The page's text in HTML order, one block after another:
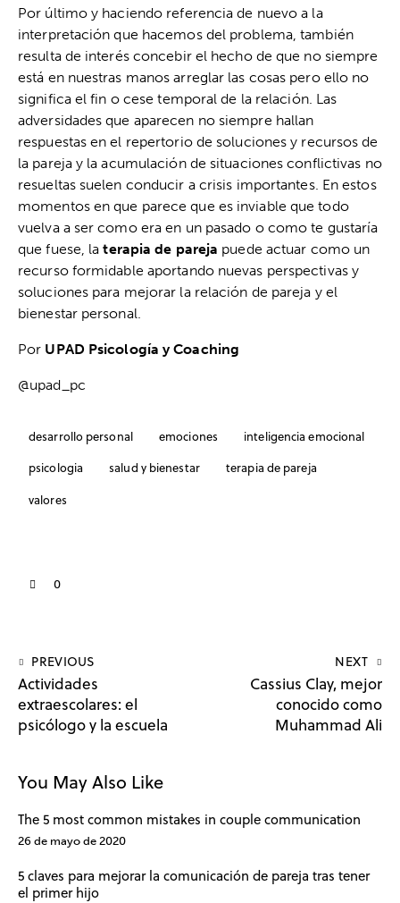
Por último y haciendo referencia de nuevo a la
interpretación que hacemos del problema, también
resulta de interés concebir el hecho de que no siempre
está en nuestras manos arreglar las cosas pero ello no
significa el fin o cese temporal de la relación. Las
adversidades que aparecen no siempre hallan
respuestas en el repertorio de soluciones y recursos de
la pareja y la acumulación de situaciones conflictivas no
resueltas suelen conducir a crisis importantes. En estos
momentos en que parece que es inviable que todo
vuelva a ser como era en un pasado o como te gustaría
que fuese, laterapia de pareja puede actuar como un
recurso formidable aportando nuevas perspectivas y
soluciones para mejorar la relación de pareja y el
bienestar personal.
Por UPAD Psicología y Coaching
@upad_pc
desarrollo personal emociones
inteligencia emocional
psicologia
salud y bienestar
terapia de pareja
valores
0
PREVIOUS
Actividades
extraescolares: el
psicólogo y la escuela
NEXT
Cassius Clay, mejor
conocido como
Muhammad Ali
You May Also Like
The 5 most common mistakes in couple communication
26 de mayo de 2020
5 claves para mejorar la comunicación de pareja tras tener
el primer hijo